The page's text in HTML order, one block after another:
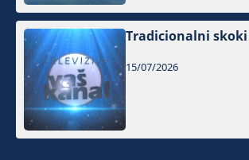
Tradicionalni skoki
15/07/2026